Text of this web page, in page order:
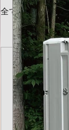
全ての記事
広実 遠藤
2022年6月